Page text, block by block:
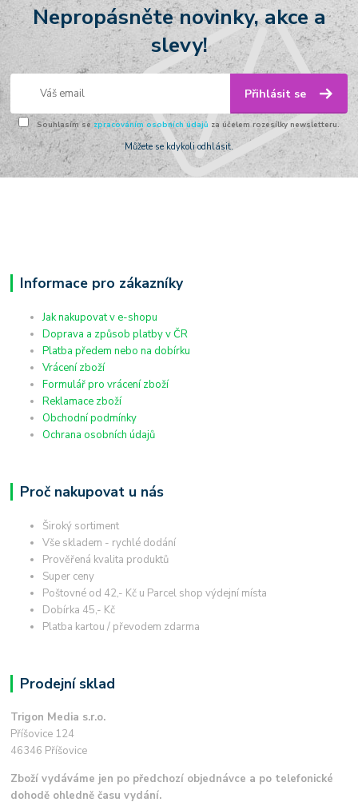
Nepropásněte novinky, akce a
slevy!
Přihlásit se
Souhlasím se zpracováním osobních údajů za účelem rozesílky newsletteru.
Můžete se kdykoli odhlásit.
Informace pro zákazníky
Jak nakupovat v e-shopu
Doprava a způsob platby v ČR
Platba předem nebo na dobírku
Vrácení zboží
Formulář pro vrácení zboží
Reklamace zboží
Obchodní podmínky
Ochrana osobních údajů
Proč nakupovat u nás
Široký sortiment
Vše skladem - rychlé dodání
Prověřená kvalita produktů
Super ceny
Poštovné od 42,- Kč u Parcel shop výdejní místa
Dobírka 45,- Kč
Platba kartou / převodem zdarma
Prodejní sklad
Trigon Media s.r.o.
Příšovice 124
46346 Příšovice
Zboží vydáváme jen po předchozí objednávce a po telefonické
dohodě ohledně času vydání.